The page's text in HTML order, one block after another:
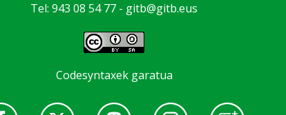
Tel: 943 08 54 77 - gitb@gitb.eus
Codesyntaxek garatua